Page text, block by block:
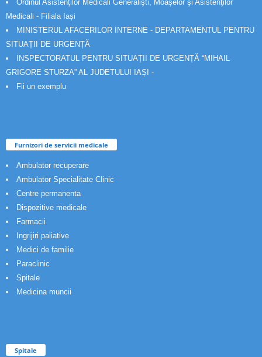
Ordinul Asistenţilor Medicali Generalişti, Moaşelor şi Asistenţilor
Medicali - Filiala Iași
MINISTERUL AFACERILOR INTERNE - DEPARTAMENTUL PENTRU
SITUAȚII DE URGENȚĂ
INSPECTORATUL PENTRU SITUAȚII DE URGENȚĂ “MIHAIL
GRIGORE STURZA” AL JUDETULUI IAȘI -
Fii un exemplu
Furnizori de servicii medicale
Ambulator recuperare
Ambulator Specialitate Clinic
Centre permanenta
Dispozitive medicale
Farmacii
Ingrijiri paliative
Medici de familie
Paraclinic
Spitale
Medicina muncii
Spitale